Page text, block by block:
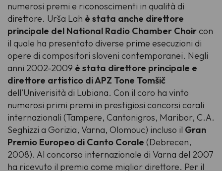
numerosi premi e riconoscimenti in qualità di
direttore. Urša Lah è stata anche direttore
principale del National Radio Chamber Choircon
il quale ha presentato diverse prime esecuzioni di
opere di compositori sloveni contemporanei. Negli
anni 2002-2009 è stata direttore principale e
direttore artistico di APZ Tone Tomšič
dell’Univerisità di Lubiana. Con il coro ha vinto
numerosi primi premi in prestigiosi concorsi corali
internazionali (Tampere, Cantonigros, Maribor, C.A.
Seghizzi a Gorizia, Varna, Olomouc) incluso il Gran
Premio Europeo di Canto Corale (Debrecen,
2008). Al concorso internazionale di Varna del 2007
ha ricevuto il premio come miglior direttore. Per il